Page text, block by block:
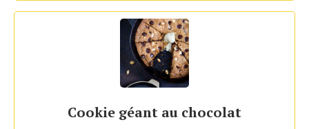
Cookie géant au chocolat